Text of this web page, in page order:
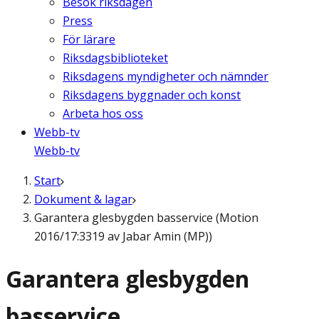
Press
För lärare
Riksdagsbiblioteket
Riksdagens myndigheter och nämnder
Riksdagens byggnader och konst
Arbeta hos oss
Webb-tv
Webb-tv
Start
Dokument & lagar
Garantera glesbygden basservice (Motion
2016/17:3319 av Jabar Amin (MP))
Garantera glesbygden